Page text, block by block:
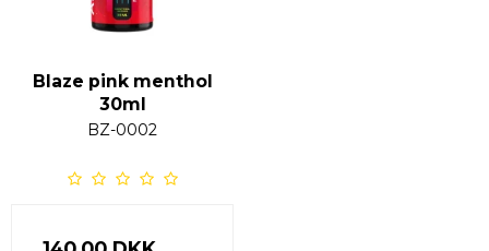
Blaze pink menthol
30ml
BZ-0002